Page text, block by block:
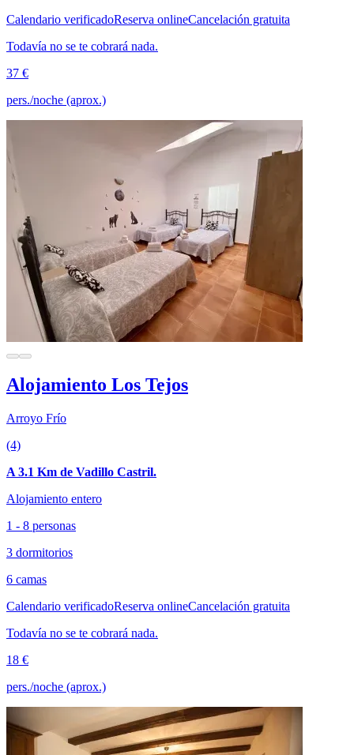
Calendario verificadoReserva onlineCancelación gratuita
Todavía no se te cobrará nada.
37 €
pers./noche (aprox.)
Alojamiento Los Tejos
Arroyo Frío
(4)
A 3.1 Km de Vadillo Castril.
Alojamiento entero
1 - 8 personas
3 dormitorios
6 camas
Calendario verificadoReserva onlineCancelación gratuita
Todavía no se te cobrará nada.
18 €
pers./noche (aprox.)